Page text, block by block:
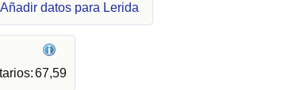
Añadir datos para Lerida
67,59